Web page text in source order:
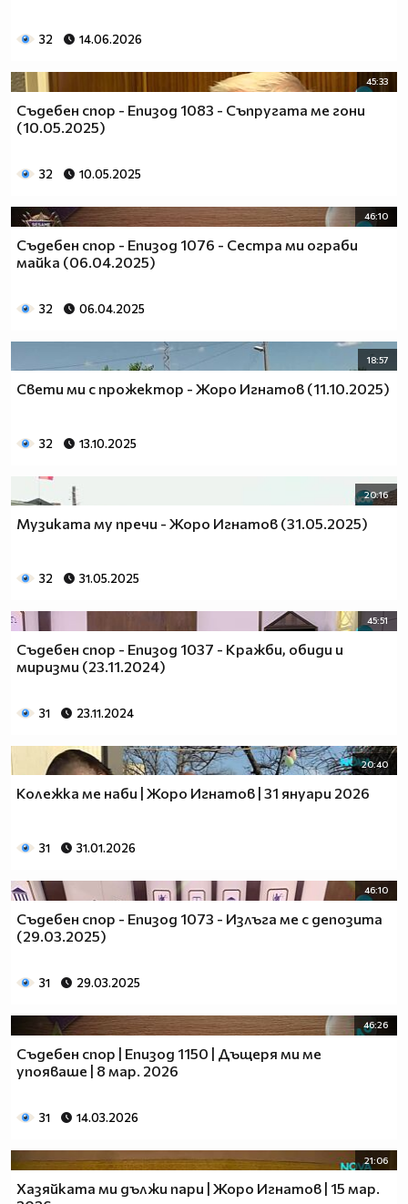
32 14.06.2026
45:33
Съдебен спор - Епизод 1083 - Съпругата ме гони
(10.05.2025)
32 10.05.2025
46:10
Съдебен спор - Епизод 1076 - Сестра ми ограби
майка (06.04.2025)
32 06.04.2025
18:57
Свети ми с прожектор - Жоро Игнатов (11.10.2025)
32 13.10.2025
20:16
Музиката му пречи - Жоро Игнатов (31.05.2025)
32 31.05.2025
45:51
Съдебен спор - Епизод 1037 - Кражби, обиди и
миризми (23.11.2024)
31 23.11.2024
20:40
Колежка ме наби | Жоро Игнатов | 31 януари 2026
31 31.01.2026
46:10
Съдебен спор - Епизод 1073 - Излъга ме с депозита
(29.03.2025)
31 29.03.2025
46:26
Съдебен спор | Епизод 1150 | Дъщеря ми ме
упояваше | 8 мар. 2026
31 14.03.2026
21:06
Хазяйката ми дължи пари | Жоро Игнатов | 15 мар.